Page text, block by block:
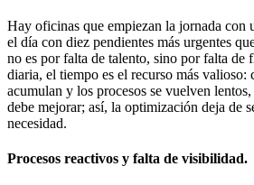
Hay oficinas que empiezan la jornada con
el día con diez pendientes más urgentes
no es por falta de talento, sino por falta de
diaria, el tiempo es el recurso más valioso:
acumulan y los procesos se vuelven
debe mejorar; así, la optimización deja de
necesidad.
Procesos reactivos y falta de visibilidad.